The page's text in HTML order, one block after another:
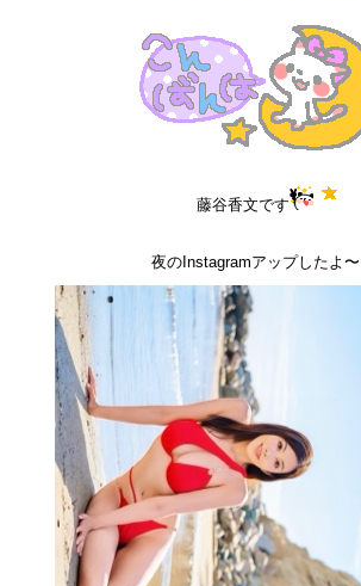
藤谷香文です
夜のInstagramアップしたよ〜